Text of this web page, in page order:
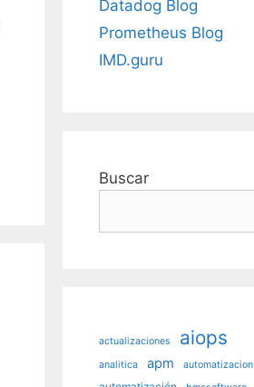
Datadog Blog
Prometheus Blog
IMD.guru
Buscar
actualizaciones aiops
analitica apm automatizacion